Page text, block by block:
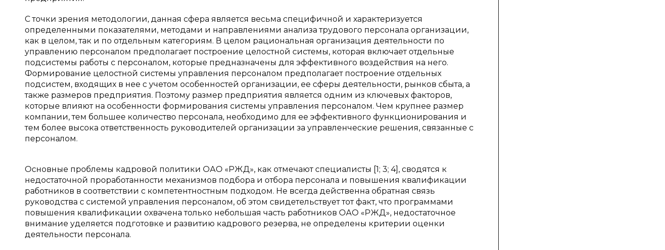
С точки зрения методологии, данная сфера является весьма специфичной и характеризуется
определенными показателями, методами и направлениями анализа трудового персонала организации,
как в целом, так и по отдельным категориям. В целом рациональная организация деятельности по
управлению персоналом предполагает построение целостной системы, которая включает отдельные
подсистемы работы с персоналом, которые предназначены для эффективного воздействия на него.
Формирование целостной системы управления персоналом предполагает построение отдельных
подсистем, входящих в нее с учетом особенностей организации, ее сферы деятельности, рынков сбыта, а
также размеров предприятия. Поэтому размер предприятия является одним из ключевых факторов,
которые влияют на особенности формирования системы управления персоналом. Чем крупнее размер
компании, тем большее количество персонала, необходимо для ее эффективного функционирования и
тем более высока ответственность руководителей организации за управленческие решения, связанные с
персоналом.
Основные проблемы кадровой политики ОАО «РЖД», как отмечают специалисты [1; 3; 4], сводятся к
недостаточной проработанности механизмов подбора и отбора персонала и повышения квалификации
работников в соответствии с компетентностным подходом. Не всегда действенна обратная связь
руководства с системой управления персоналом, об этом свидетельствует тот факт, что программами
повышения квалификации охвачена только небольшая часть работников ОАО «РЖД», недостаточное
внимание уделяется подготовке и развитию кадрового резерва, не определены критерии оценки
деятельности персонала.